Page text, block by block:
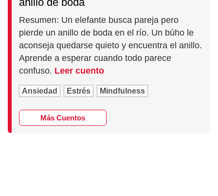
Resumen: Un elefante busca pareja pero
pierde un anillo de boda en el río. Un búho le
aconseja quedarse quieto y encuentra el anillo.
Aprende a esperar cuando todo parece
confuso. Leer cuento
Ansiedad Estrés Mindfulness
Más Cuentos